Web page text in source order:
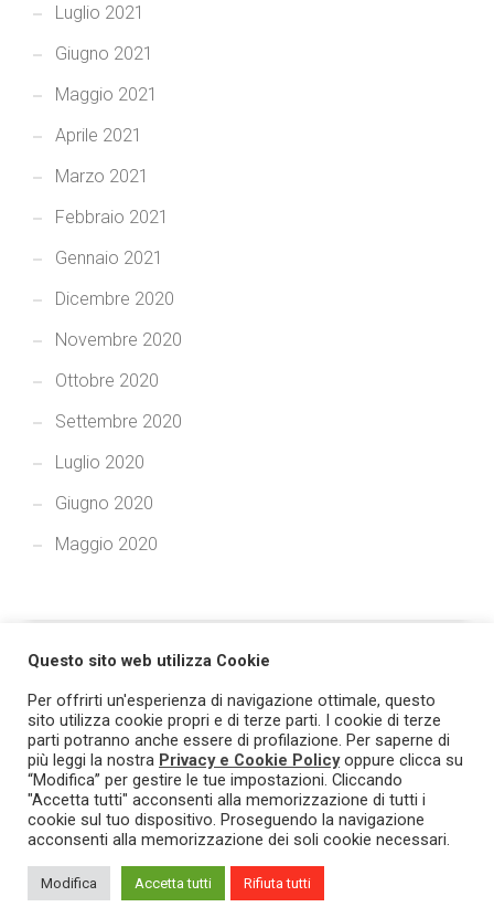
Luglio 2021
Giugno 2021
Maggio 2021
Aprile 2021
Marzo 2021
Febbraio 2021
Gennaio 2021
Dicembre 2020
Novembre 2020
Ottobre 2020
Settembre 2020
Luglio 2020
Giugno 2020
Maggio 2020
© 2021 TRASPARE - Tutti i diritti riservati. Prodotto e marchio
registrato L&G Solution - PI/CF 03393760719.Privacy & Cookie
Policy .
Questo sito web utilizza Cookie
Per offrirti un'esperienza di navigazione ottimale, questo
sito utilizza cookie propri e di terze parti. I cookie di terze
parti potranno anche essere di profilazione. Per saperne di
più leggi la nostra Privacy e Cookie Policyoppure clicca su
“Modifica” per gestire le tue impostazioni. Cliccando
"Accetta tutti" acconsenti alla memorizzazione di tutti i
cookie sul tuo dispositivo. Proseguendo la navigazione
acconsenti alla memorizzazione dei soli cookie necessari.
Modifica Accetta tutti Rifiuta tutti